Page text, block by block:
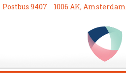
Postbus 9407 1006 AK, Amsterdam